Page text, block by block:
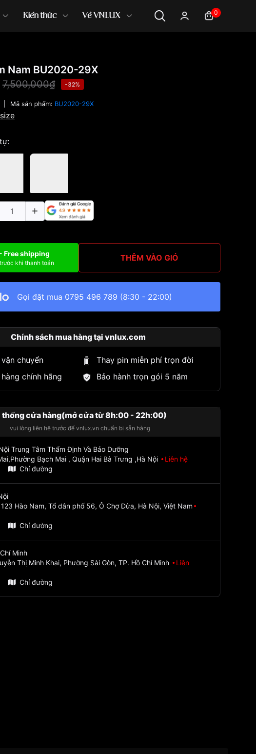
Kiến thức Về VNLUX 0
Nam BU2020-29X
7,500,000₫ -32%
Mã sản phẩm: BU2020-29X
Free shipping
khi thanh toán THÊM VÀO GIỎ
Gọi đặt mua 0795 496 789 (8:30 - 22:00)
Chính sách mua hàng tại vnlux.com
chuyển
Thay pin miễn phí trọn đời
chính hãng
Bảo hành trọn gói 5 năm
thống cửa hàng(mở cửa từ 8h:00 - 22h:00)
vui lòng liên hệ trước để vnlux.vn chuẩn bị sẵn hàng
Trung Tâm Thẩm Định Và Bảo Dưỡng
Bạch Mai , Quận Hai Bà Trưng ,Hà Nội
Liên hệ
Chỉ đường
Hào Nam, Tổ dân phố 56, Ô Chợ Dừa, Hà Nội, Việt Nam
Chỉ đường
Minh
Thị Minh Khai, Phường Sài Gòn, TP. Hồ Chí Minh
Liên
Chỉ đường